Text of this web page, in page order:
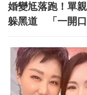
婚變尪落跑！單
躲黑道 「一開口